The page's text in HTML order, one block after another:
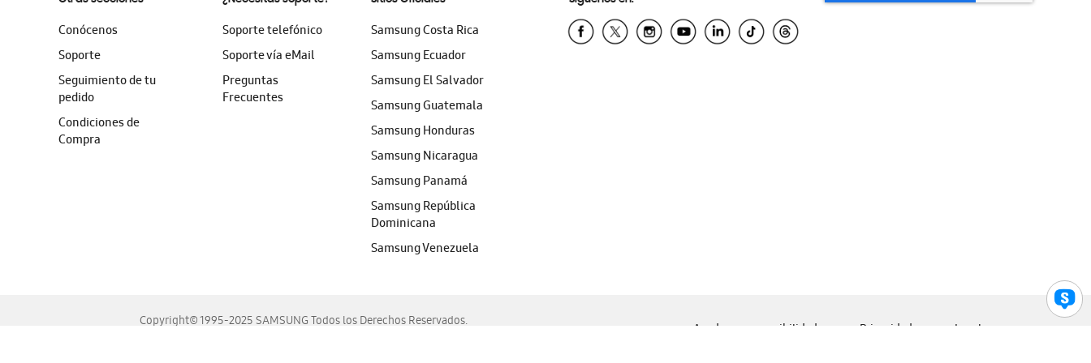
Conócenos
Soporte
Seguimiento de tu
pedido
Condiciones de
Compra
Soporte telefónico
Soporte vía eMail
Preguntas
Frecuentes
Samsung Costa Rica
Samsung Ecuador
Samsung El Salvador
Samsung Guatemala
Samsung Honduras
Samsung Nicaragua
Samsung Panamá
Samsung República
Dominicana
Samsung Venezuela
Copyright© 1995-2025 SAMSUNG Todos los Derechos Reservados.
Ayuda para accesibilidad Privacidad Legal